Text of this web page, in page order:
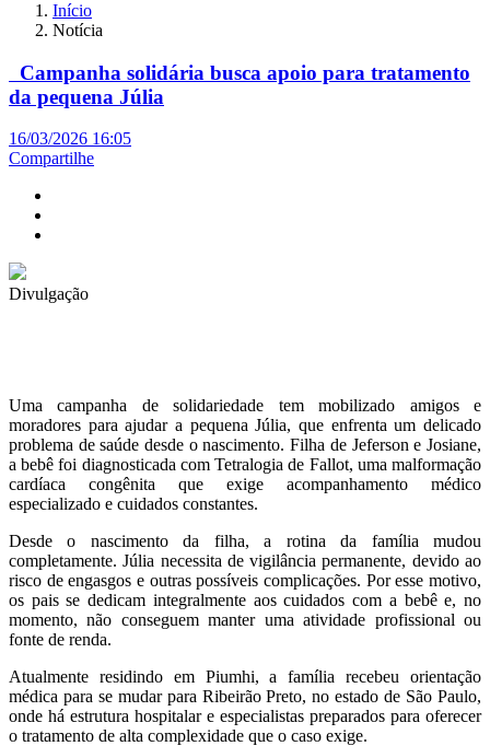
Início
Notícia
Campanha solidária busca apoio para tratamento
da pequena Júlia
16/03/2026 16:05
Compartilhe
Divulgação
Uma campanha de solidariedade tem mobilizado amigos e
moradores para ajudar a pequena Júlia, que enfrenta um delicado
problema de saúde desde o nascimento. Filha de Jeferson e Josiane,
a bebê foi diagnosticada com Tetralogia de Fallot, uma malformação
cardíaca congênita que exige acompanhamento médico
especializado e cuidados constantes.
Desde o nascimento da filha, a rotina da família mudou
completamente. Júlia necessita de vigilância permanente, devido ao
risco de engasgos e outras possíveis complicações. Por esse motivo,
os pais se dedicam integralmente aos cuidados com a bebê e, no
momento, não conseguem manter uma atividade profissional ou
fonte de renda.
Atualmente residindo em Piumhi, a família recebeu orientação
médica para se mudar para Ribeirão Preto, no estado de São Paulo,
onde há estrutura hospitalar e especialistas preparados para oferecer
o tratamento de alta complexidade que o caso exige.